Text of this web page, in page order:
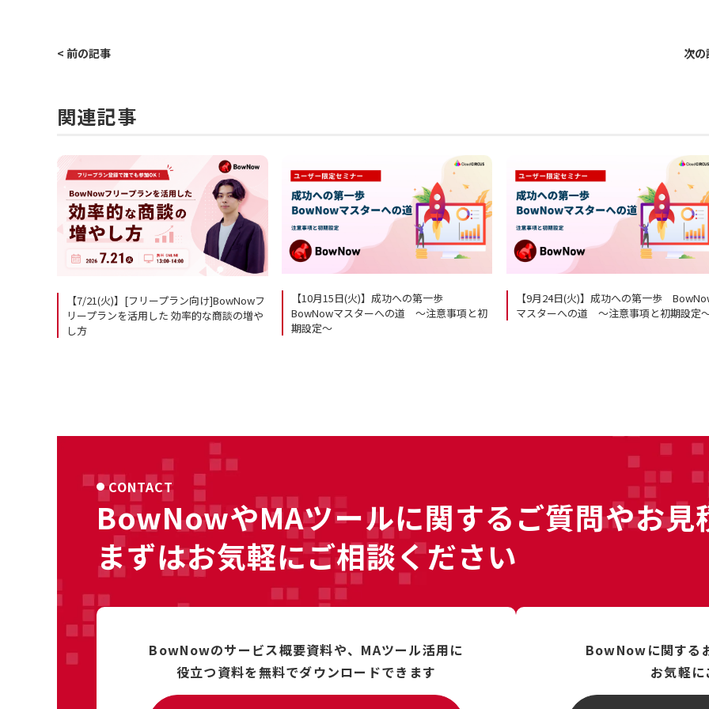
< 前の記事 次の
関連記事
【7/21(火)】[フリープラン向け]BowNowフ
リープランを活用した 効率的な商談の増や
し方
【10月15日(火)】成功への第一歩
BowNowマスターへの道 ～注意事項と初
期設定～
【9月24日(火)】成功への第一歩
マスターへの道 ～注意事項と初期設定
CONTACT
BowNowやMAツールに関するご質問やお見
まずはお気軽にご相談ください
BowNowのサービス概要資料や、 MAツール活用に
役立つ資料を無料でダウンロードできます
BowNowに関する
お気軽に